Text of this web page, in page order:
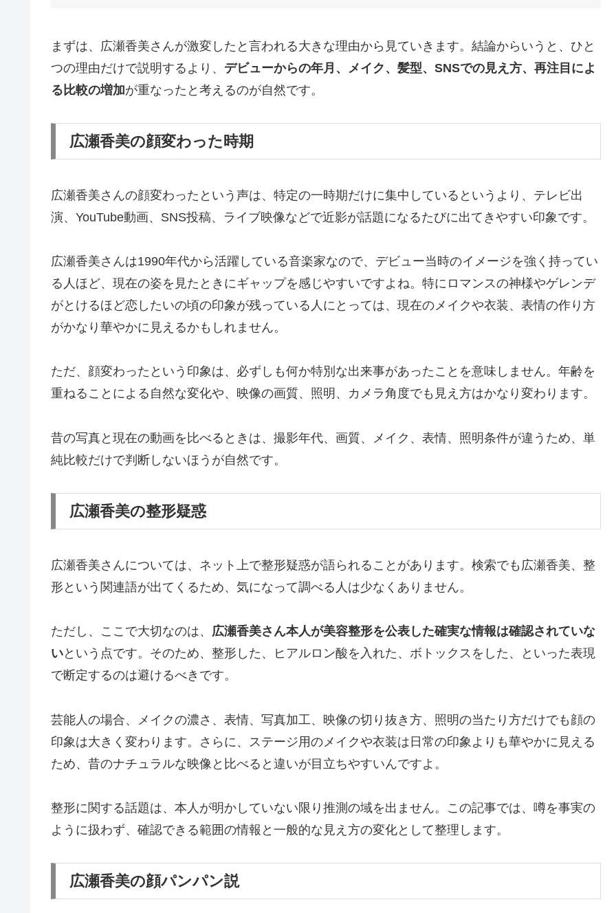
まずは、広瀬香美さんが激変したと言われる大きな理由から見ていきます。結論からいうと、ひと
つの理由だけで説明するより、 デビューからの年月、メイク、髪型、SNSでの見え方、再注目によ
る比較の増加が重なったと考えるのが自然です。
広瀬香美の顔変わった時期
広瀬香美さんの顔変わったという声は、特定の一時期だけに集中しているというより、テレビ出
演、YouTube動画、SNS投稿、ライブ映像などで近影が話題になるたびに出てきやすい印象です。
広瀬香美さんは1990年代から活躍している音楽家なので、デビュー当時のイメージを強く持ってい
る人ほど、現在の姿を見たときにギャップを感じやすいですよね。特にロマンスの神様やゲレンデ
がとけるほど恋したいの頃の印象が残っている人にとっては、現在のメイクや衣装、表情の作り方
がかなり華やかに見えるかもしれません。
ただ、顔変わったという印象は、必ずしも何か特別な出来事があったことを意味しません。 年齢を
重ねることによる自然な変化や、映像の画質、照明、カメラ角度でも見え方はかなり変わります。
昔の写真と現在の動画を比べるときは、撮影年代、画質、メイク、表情、照明条件が違うため、単
純比較だけで判断しないほうが自然です。
広瀬香美の整形疑惑
広瀬香美さんについては、ネット上で整形疑惑が語られることがあります。検索でも広瀬香美、整
形という関連語が出てくるため、気になって調べる人は少なくありません。
ただし、ここで大切なのは、 広瀬香美さん本人が美容整形を公表した確実な情報は確認されていな
いという点です。そのため、整形した、ヒアルロン酸を入れた、ボトックスをした、といった表現
で断定するのは避けるべきです。
芸能人の場合、メイクの濃さ、表情、写真加工、映像の切り抜き方、照明の当たり方だけでも顔の
印象は大きく変わります。さらに、ステージ用のメイクや衣装は日常の印象よりも華やかに見える
ため、昔のナチュラルな映像と比べると違いが目立ちやすいんですよ。
整形に関する話題は、本人が明かしていない限り推測の域を出ません。この記事では、噂を事実の
ように扱わず、確認できる範囲の情報と一般的な見え方の変化として整理します。
広瀬香美の顔パンパン説